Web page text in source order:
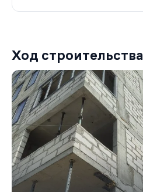
Ход строительства